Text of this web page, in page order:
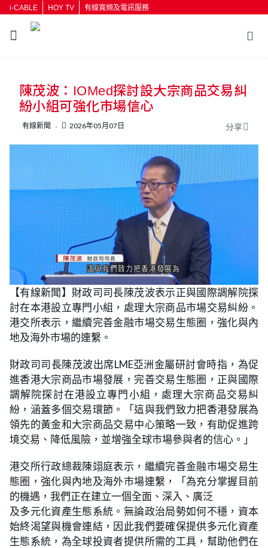
i-CABLE HOY TV 有線寬頻及電訊服務
陳茂波：IOMed探討設大宗商品交易糾
紛小組可強化市場信心
有線新聞 2026年05月07日 分享
【有線新聞】財政司司長陳茂波表示正與國際調解院探
討在本港設立專門小組，處理大宗商品市場交易糾紛。
港交所表示，繼續完善金融市場交易生態圈，強化與內
地及海外市場的連繫。
財政司司長陳茂波出席LME亞洲金屬研討會時指，為促
進香港大宗商品市場發展，完善交易生態圈，正與國際
調解院探討在港設立專門小組，處理大宗商品交易糾
紛，涵蓋多個交易環節。「這與我們致力把香港發展為
領先的黃金和大宗商品交易中心策略一致，有助促進跨
境交易、降低風險，並增強全球市場參與者的信心。」
港交所行政總裁陳翊庭表示，繼續完善金融市場交易生
態圈，強化與內地及海外市場連繫，「為充分掌握目前
的機遇，我們正在建立一個全面、深入、廣泛
及多元化資產生態系統。無論政治局勢如何不穩，資本
始終渴望與機會連結，因此我們要確保提供多元化資產
生態系統，為全球投資者提供所需的工具，幫助他們在